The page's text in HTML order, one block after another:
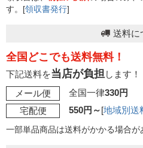
す。[領収書発行]
送料に
全国どこでも送料無料！
下記送料を当店が負担 します！
メール便
全国一律330円
宅配便
550円～[地域別送
一部単品商品は送料がかかる場合が